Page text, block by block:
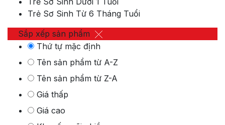
Trẻ Sơ Sinh Từ 6 Tháng Tuổi
Sắp xếp sản phẩm
Thứ tự mặc định
Tên sản phẩm từ A-Z
Tên sản phẩm từ Z-A
Giá thấp
Giá cao